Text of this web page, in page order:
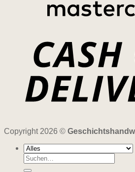
Copyright 2026 ©
Suchen
nach: